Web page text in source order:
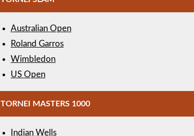
Australian Open
Roland Garros
Wimbledon
US Open
TORNEI MASTERS 1000
Indian Wells